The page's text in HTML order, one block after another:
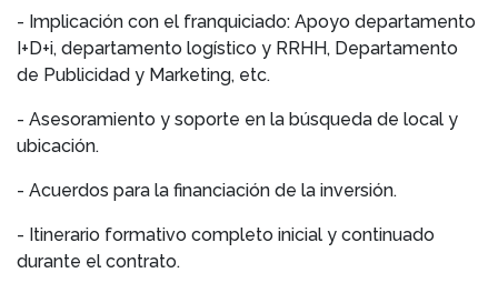
- Implicación con el franquiciado: Apoyo departamento
I+D+i, departamento logístico y RRHH, Departamento
de Publicidad y Marketing, etc.
- Asesoramiento y soporte en la búsqueda de local y
ubicación.
- Acuerdos para la financiación de la inversión.
- Itinerario formativo completo inicial y continuado
durante el contrato.